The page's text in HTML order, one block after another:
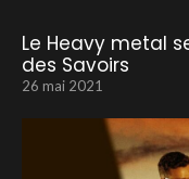
Le Heavy metal
des Savoirs
26 mai 2021